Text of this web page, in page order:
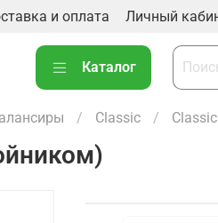
и оплата Личный
Каталог
Classic